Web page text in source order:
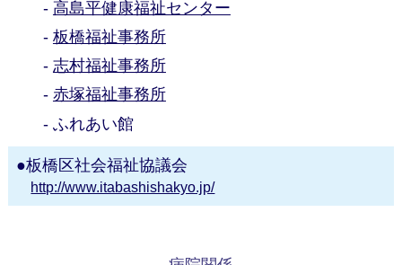
高島平健康福祉センター
板橋福祉事務所
志村福祉事務所
赤塚福祉事務所
ふれあい館
板橋区社会福祉協議会
http://www.itabashishakyo.jp/